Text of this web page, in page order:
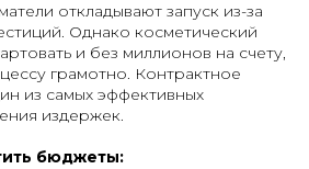
откладывают запуск из-за
Однако косметический
и без миллионов на счету,
грамотно. Контрактное
из самых эффективных
издержек.
бюджеты: